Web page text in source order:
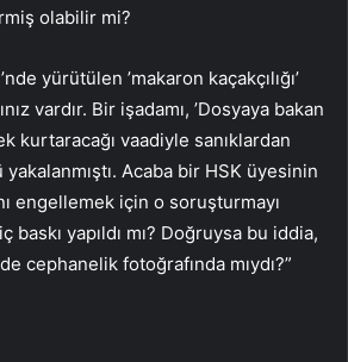
olabilir mi?
yürütülen ’makaron kaçakçılığı’
vardır. Bir işadamı, ’Dosyaya bakan
kurtaracağı vaadiyle sanıklardan
Acaba bir HSK üyesinin
engellemek için o soruşturmayı
yapıldı mı? Doğruysa bu iddia,
cephanelik fotoğrafında mıydı?”